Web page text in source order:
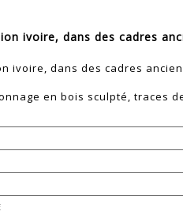
ivoire, dans des cadres
ivoire, dans des cadres
en bois sculpté, traces